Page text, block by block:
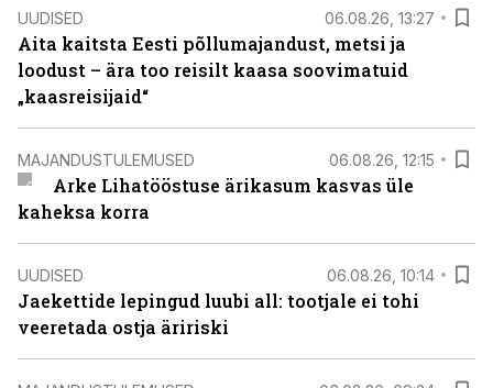
UUDISED 06.08.26, 13:27
Aita kaitsta Eesti põllumajandust, metsi ja
loodust – ära too reisilt kaasa soovimatuid
„kaasreisijaid“
MAJANDUSTULEMUSED 06.08.26, 12:15
Arke Lihatööstuse ärikasum kasvas üle
kaheksa korra
UUDISED 06.08.26, 10:14
Jaekettide lepingud luubi all: tootjale ei tohi
veeretada ostja äririski